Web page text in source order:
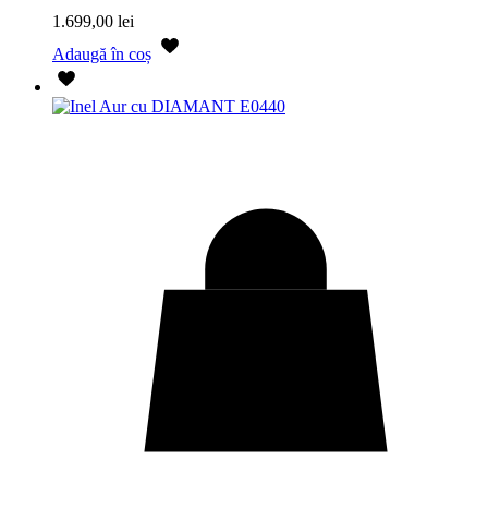
1.699,00 lei
Adaugă în coș